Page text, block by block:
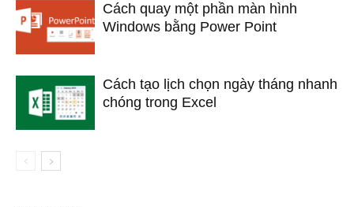
Cách quay một phần màn hình
Windows bằng Power Point
Cách tạo lịch chọn ngày tháng nhanh
chóng trong Excel